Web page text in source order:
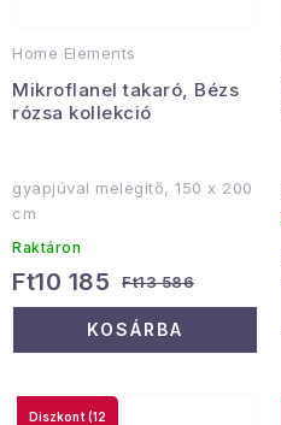
Home Elements
Mikroflanel takaró, Bézs
rózsa kollekció
gyapjúval melegítő, 150 x 200
cm
Raktáron
Ft10 185 Ft13 586
KOSÁRBA
(12